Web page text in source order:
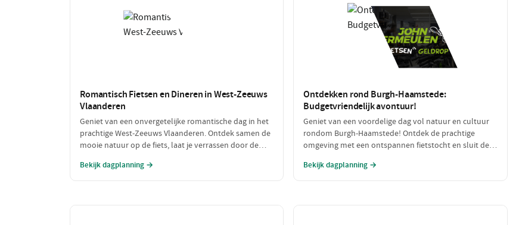
Romantisch Fietsen en Dineren in West-Zeeuws
Vlaanderen
Geniet van een onvergetelijke romantische dag in het
prachtige West-Zeeuws Vlaanderen. Ontdek samen de
mooie natuur op de fiets, laat je verrassen door de
momenten aan zee. Dit is de perfecte combinatie van
Bekijk dagplanning →
Ontdekken rond Burgh-Haamstede:
Budgetvriendelijk avontuur!
Geniet van een voordelige dag vol natuur en cultuur
rondom Burgh-Haamstede! Ontdek de prachtige
omgeving met een ontspannen fietstocht en sluit de
stops zijn gratis of zeer betaalbaar, perfect voor een
Bekijk dagplanning →